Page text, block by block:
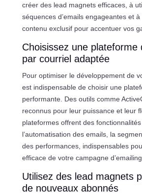
créer des lead magnets efficaces, à
séquences d’emails engageantes et
contenu exclusif pour accentuer vos
Choisissez une plateforme
par courriel adaptée
Pour optimiser le développement de
est indispensable de choisir une
performante. Des outils comme
reconnus pour leur puissance et leur
plateformes offrent des
l’automatisation des emails, la
des performances, indispensables
efficace de votre campagne d’emailing.
Utilisez des lead magnets
de nouveaux abonnés